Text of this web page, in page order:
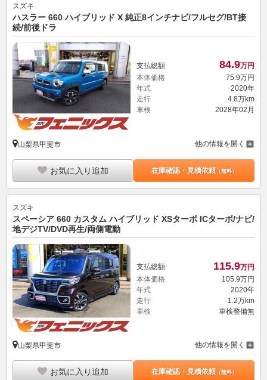
スズキ
ハスラー 660 ハイブリッド X 純正8インチナビ/フルセグ/BT接
続/前後ドラ
支払総額 84.9万円
本体価格
75.9万円
年式
2020年
走行
4.8万km
車検
2028年02月
山梨県甲斐市 他の情報を開く
お気に入り追加 在庫確認・見積依頼（無料）
スズキ
スペーシア 660 カスタム ハイブリッド XSターボ ICターボ/ナビ/
地デジTV/DVD再生/両側電動
支払総額 115.9万円
本体価格
105. 9万円
年式
2020年
走行
1.2万km
車検
車検整備無
山梨県甲斐市 他の情報を開く
お気に入り追加 在庫確認・見積依頼（無料）